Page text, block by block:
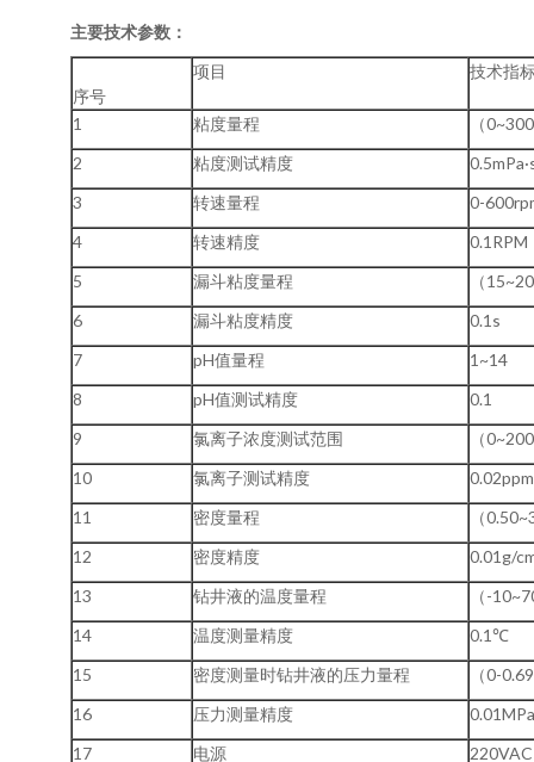
主要技术参数：
序号
项目 技术指
1 粘度量程
（
2
粘度测试精度
3
转速量程
0-
4
转速精度
0.1RPM
5
漏斗粘度量程
（
6
漏斗粘度精度
0.1s
7
pH值量程
1~14
8
pH值测试精度
0.1
9
氯离子浓度测试范围
（
10
氯离子测试精度
0.02ppm
11
密度量程
（
12
密度精度
0.01g/
13
钻井液的温度量程
（-
14
温度测量精度
0.1℃
15
密度测量时钻井液的压力量程
（0-
16
压力测量精度
0.01MPa
17
电源